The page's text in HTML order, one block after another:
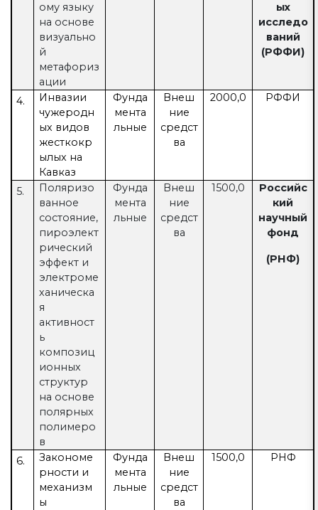
ому языку
на основе
визуально
й
метафориз
ации
ых
исследо
ваний
(РФФИ)
4.
Инвазии
чужеродн
ых видов
жесткокр
ылых на
Кавказ
Фунда
мента
льные
Внеш
ние
средст
ва
2000,0 РФФИ
5.
Поляризо
ванное
состояние,
пироэлект
рический
эффект и
электроме
ханическа
я
активност
ь
композиц
ионных
структур
на основе
полярных
полимеро
в
Фунда
мента
льные
Внеш
ние
средст
ва
1500,0
Российс
кий
научный
фонд
(РНФ)
6.
Закономе
рности и
механизм
ы
Фунда
мента
льные
Внеш
ние
средст
ва
1500,0 РНФ